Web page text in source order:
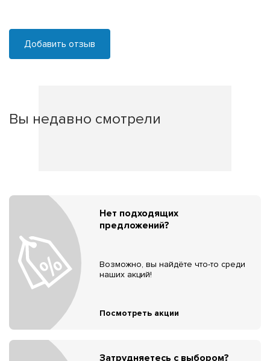
Добавить отзыв
Вы недавно смотрели
Нет подходящих
предложений?
Возможно, вы найдёте что-то среди
наших акций!
Посмотреть акции
Затрудняетесь с выбором?